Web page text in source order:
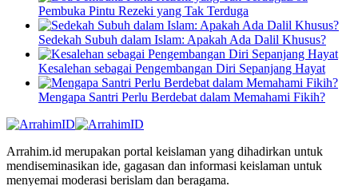
Pembuka Pintu Rezeki yang Tak Terduga
Sedekah Subuh dalam Islam: Apakah Ada Dalil Khusus?
Kesalehan sebagai Pengembangan Diri Sepanjang Hayat
Mengapa Santri Perlu Berdebat dalam Memahami Fikih?
Arrahim.id merupakan portal keislaman yang dihadirkan untuk
mendiseminasikan ide, gagasan dan informasi keislaman untuk
menyemai moderasi berislam dan beragama.